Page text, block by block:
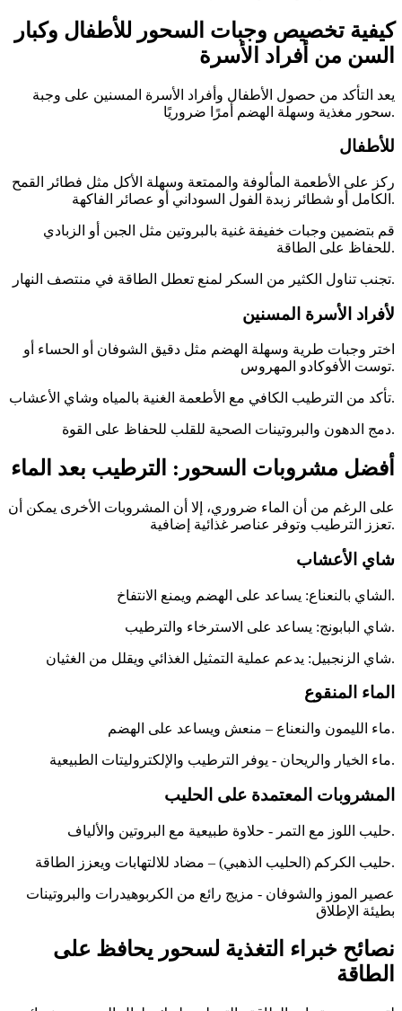
كيفية تخصيص وجبات السحور للأطفال وكبار
السن من أفراد الأسرة
يعد التأكد من حصول الأطفال وأفراد الأسرة المسنين على وجبة
سحور مغذية وسهلة الهضم أمرًا ضروريًا.
للأطفال
ركز على الأطعمة المألوفة والممتعة وسهلة الأكل مثل فطائر القمح
الكامل أو شطائر زبدة الفول السوداني أو عصائر الفاكهة.
قم بتضمين وجبات خفيفة غنية بالبروتين مثل الجبن أو الزبادي
للحفاظ على الطاقة.
تجنب تناول الكثير من السكر لمنع تعطل الطاقة في منتصف النهار.
لأفراد الأسرة المسنين
اختر وجبات طرية وسهلة الهضم مثل دقيق الشوفان أو الحساء أو
توست الأفوكادو المهروس.
تأكد من الترطيب الكافي مع الأطعمة الغنية بالمياه وشاي الأعشاب.
دمج الدهون والبروتينات الصحية للقلب للحفاظ على القوة.
أفضل مشروبات السحور: الترطيب بعد الماء
على الرغم من أن الماء ضروري، إلا أن المشروبات الأخرى يمكن أن
تعزز الترطيب وتوفر عناصر غذائية إضافية.
شاي الأعشاب
الشاي بالنعناع: يساعد على الهضم ويمنع الانتفاخ.
شاي البابونج: يساعد على الاسترخاء والترطيب.
شاي الزنجبيل: يدعم عملية التمثيل الغذائي ويقلل من الغثيان.
الماء المنقوع
ماء الليمون والنعناع – منعش ويساعد على الهضم.
ماء الخيار والريحان - يوفر الترطيب والإلكتروليتات الطبيعية.
المشروبات المعتمدة على الحليب
حليب اللوز مع التمر - حلاوة طبيعية مع البروتين والألياف.
حليب الكركم (الحليب الذهبي) – مضاد للالتهابات ويعزز الطاقة.
عصير الموز والشوفان - مزيج رائع من الكربوهيدرات والبروتينات
بطيئة الإطلاق
نصائح خبراء التغذية لسحور يحافظ على
الطاقة